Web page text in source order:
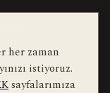
her zaman
istiyoruz.
sayfalarımıza